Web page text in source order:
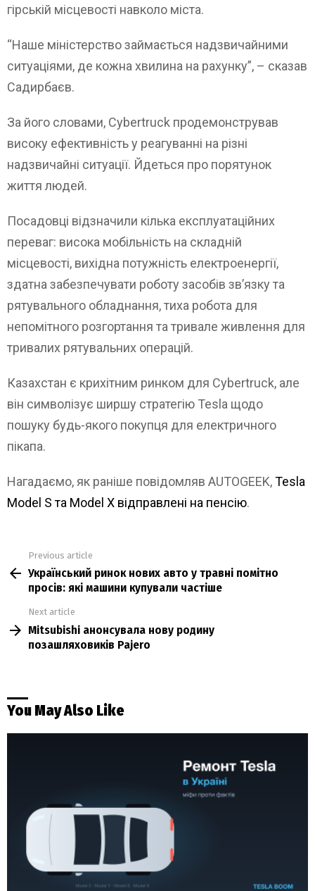
гірській місцевості навколо міста.
“Наше міністерство займається надзвичайними
ситуаціями, де кожна хвилина на рахунку”, – сказав
Садирбаєв.
За його словами, Cybertruck продемонстрував
високу ефективність у реагуванні на різні
надзвичайні ситуації. Йдеться про порятунок
життя людей.
Посадовці відзначили кілька експлуатаційних
переваг: висока мобільність на складній
місцевості, вихідна потужність електроенергії,
здатна забезпечувати роботу засобів зв’язку та
рятувального обладнання, тиха робота для
непомітного розгортання та тривале живлення для
тривалих рятувальних операцій.
Казахстан є крихітним ринком для Cybertruck, але
він символізує ширшу стратегію Tesla щодо
пошуку будь-якого покупця для електричного
пікапа.
Нагадаємо, як раніше повідомляв AUTOGEEK,Tesla
Model S та Model X відправлені на пенсію.
more
Previous article
Український ринок нових авто у травні помітно
просів: які машини купували частіше
Next article
Mitsubishi анонсувала нову родину
позашляховиків Pajero
You May Also Like